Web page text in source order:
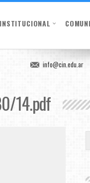
INSTITUCIONAL
info@cin.edu.ar
14.pdf